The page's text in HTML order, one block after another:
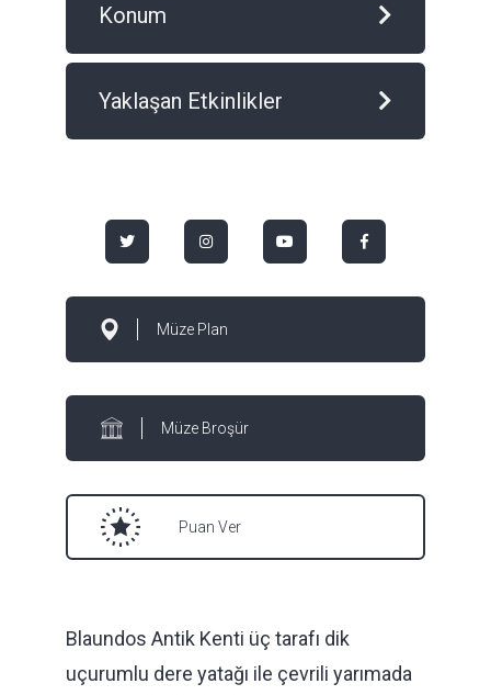
Blaundos Antik Kenti üç tarafı dik
uçurumlu dere yatağı ile çevrili yarımada
Konum
Yaklaşan Etkinlikler
Müze Plan
Müze Broşür
Puan Ver